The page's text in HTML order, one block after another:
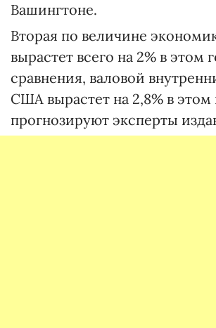
Вашингтоне.
Вторая по величине
вырастет всего на 2% в этом
сравнения, валовой
США вырастет на 2,8% в этом
прогнозируют эксперты